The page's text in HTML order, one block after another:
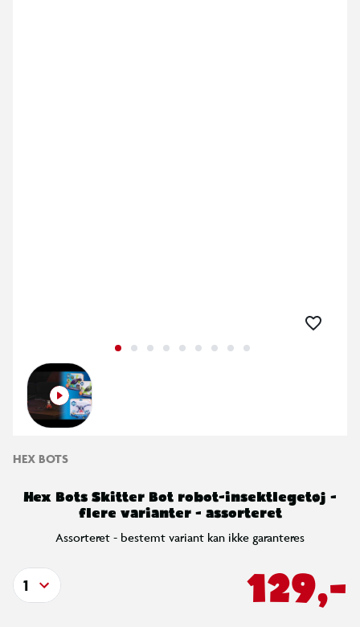
HEX BOTS
Hex Bots Skitter Bot robot-insektlegetøj -
flere varianter - assorteret
Assorteret - bestemt variant kan ikke garanteres
129,-
1